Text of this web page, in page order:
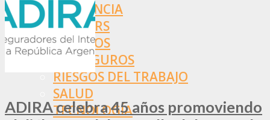
ASISTENCIA
BROKERS
SEGUROS
REASEGUROS
RIESGOS DEL TRABAJO
SALUD
TECNOLOGÍA
ADIRA celebra 45 años promoviendo